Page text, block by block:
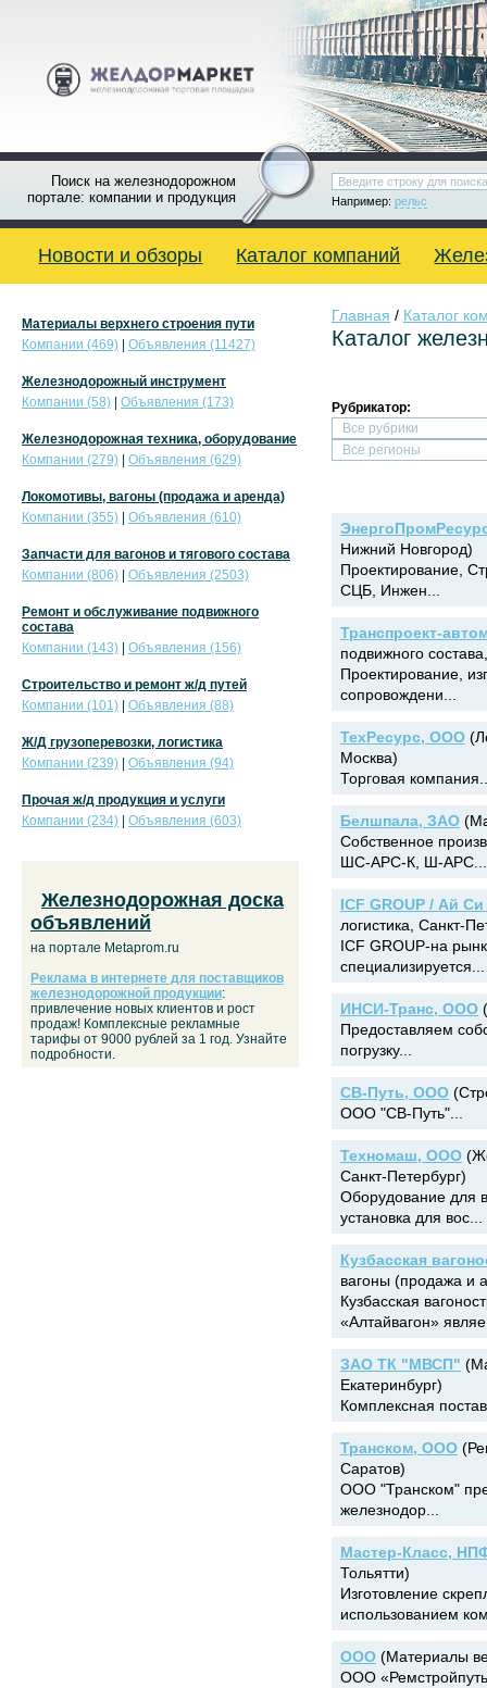
Поиск на железнодорожном
портале: компании и продукция
Например: рельс
Новости и обзоры Каталог компаний
Главная / Каталог
Каталог
Рубрикатор:
Нижний Новгород)
Проектирование,
СЦБ, Инжен...
Транспроект-
подвижного
Проектирование,
сопровождени...
ТехРесурс, ООО
Москва)
Торговая
Белшпала, ЗАО
Собственное
ШС-АРС-К, Ш-АРС...
ICF GROUP / Ай
логистика, Санкт-
ICF GROUP-на
специализируется...
ИНСИ-Транс, ООО
Предоставляем
погрузку...
СВ-Путь, ООО
ООО "СВ-Путь"...
Техномаш, ООО
Санкт-Петербург)
Оборудование для
установка для вос...
Кузбасская
вагоны (продажа и
Кузбасская
«Алтайвагон»
ЗАО ТК "МВСП"
Екатеринбург)
Комплексная
Транском, ООО
Саратов)
ООО "Транском"
железнодор...
Мастер-Класс,
Тольятти)
Изготовление
использованием
ООО (Материалы
ООО
Материалы верхнего строения пути
Компании (469)
Объявления (11427)
Железнодорожный инструмент
Компании (58)
Объявления (173)
Железнодорожная техника, оборудование
Компании (279)
Объявления (629)
Локомотивы, вагоны (продажа и аренда)
Компании (355)
Объявления (610)
Запчасти для вагонов и тягового состава
Компании (806)
Объявления (2503)
Ремонт и обслуживание подвижного
состава
Компании (143)
Объявления (156)
Строительство и ремонт ж/д путей
Компании (101)
Объявления (88)
Ж/Д грузоперевозки, логистика
Компании (239)
Объявления (94)
Прочая ж/д продукция и услуги
Компании (234)
Объявления (603)
Железнодорожная доска
объявлений
на портале Metaprom.ru
Реклама в интернете для поставщиков
железнодорожной продукции:
привлечение новых клиентов и рост
продаж! Комплексные рекламные
тарифы от 9000 рублей за 1 год. Узнайте
подробности.